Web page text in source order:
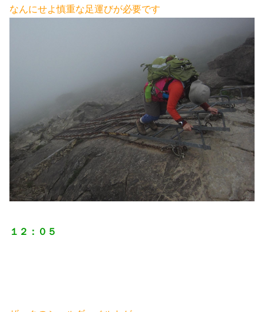
なんにせよ慎重な足運びが必要です
１２：０５